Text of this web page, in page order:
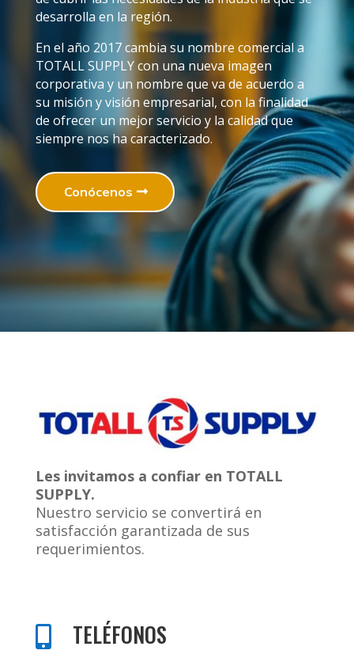
desarrolla en la región.
En el año 2017 cambia su nombre comercial a
TOTALL SUPPLY con una nueva imagen
corporativa y un nombre que va de acuerdo a
su misión y visión empresarial, con la finalidad
de ofrecer un mejor servicio y la calidad que
siempre nos ha caracterizado.
Conócenos
Les invitamos a confiar en TOTALL
SUPPLY.
Nuestro servicio se convertirá en
satisfacción garantizada de sus
requerimientos.
 TELÉFONOS